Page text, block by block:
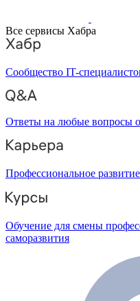
Все сервисы Хабра
Сообщество IT-
Ответы на любые вопросы
Профессиональное
Обучение для смены
саморазвития